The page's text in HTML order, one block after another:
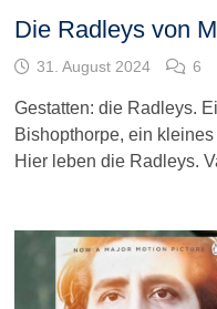
Die Radleys von
31. August 2024 6
Gestatten: die Radleys.
Bishopthorpe, ein
Hier leben die Radleys.